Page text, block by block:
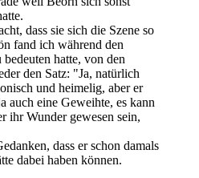
dass sie sich die Szene so
fand ich während den
hatte, von den
den Satz: "Ja, natürlich
und heimelig, aber er
auch eine Geweihte, es kann
ihr Wunder gewesen sein,
dass er schon damals
dabei haben können.